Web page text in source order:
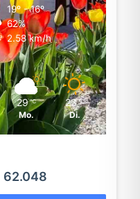
19º - 16º
62%
2.58 km/h
29 ℃
Mo.
23 ℃
Di.
62.048